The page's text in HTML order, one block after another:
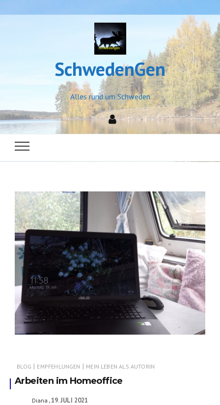
SchwedenGen
Alles rund um Schweden
BLOG | EMPFEHLUNGEN | MEIN LEBEN ALS AUTORIN
Arbeiten im Homeoffice
Diana 19. JULI 2021